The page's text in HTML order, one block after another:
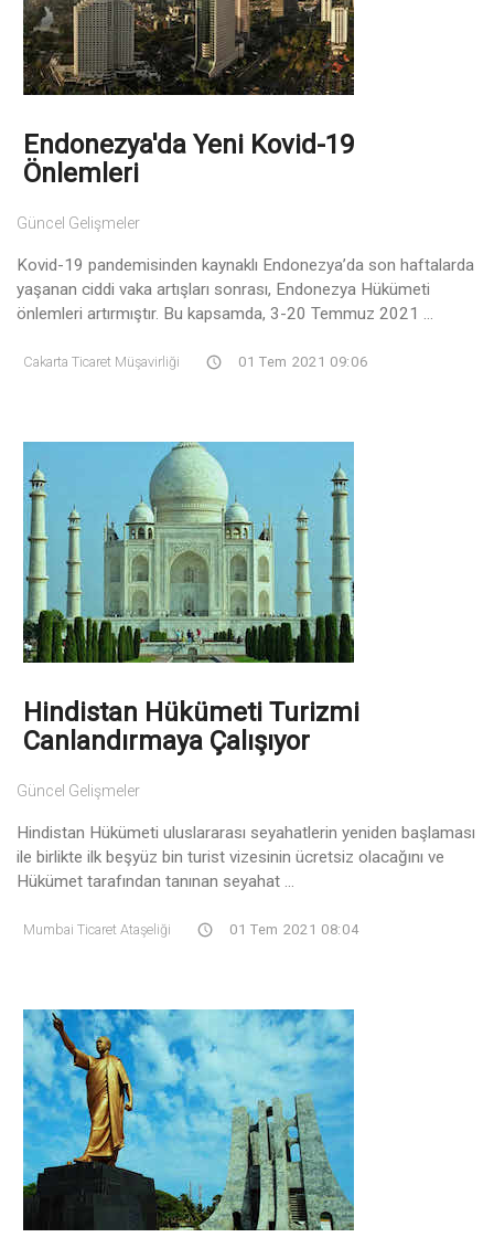
Endonezya'da Yeni Kovid-19
Önlemleri
Güncel Gelişmeler
Kovid-19 pandemisinden kaynaklı Endonezya’da son haftalarda
yaşanan ciddi vaka artışları sonrası, Endonezya Hükümeti
önlemleri artırmıştır. Bu kapsamda, 3-20 Temmuz 2021 ...
Cakarta Ticaret Müşavirliği 01 Tem 2021 09:06
Hindistan Hükümeti Turizmi
Canlandırmaya Çalışıyor
Güncel Gelişmeler
Hindistan Hükümeti uluslararası seyahatlerin yeniden başlaması
ile birlikte ilk beşyüz bin turist vizesinin ücretsiz olacağını ve
Hükümet tarafından tanınan seyahat ...
Mumbai Ticaret Ataşeliği 01 Tem 2021 08:04